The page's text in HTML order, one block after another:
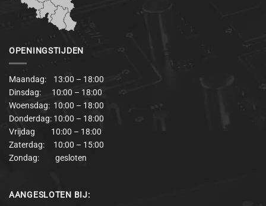
OPENINGSTIJDEN
Maandag: 13:00 – 18:00
Dinsdag: 10:00 – 18:00
Woensdag: 10:00 – 18:00
Donderdag: 10:00 – 18:00
Vrijdag 10:00 – 18:00
Zaterdag: 10:00 – 15:00
Zondag: gesloten
AANGESLOTEN BIJ: